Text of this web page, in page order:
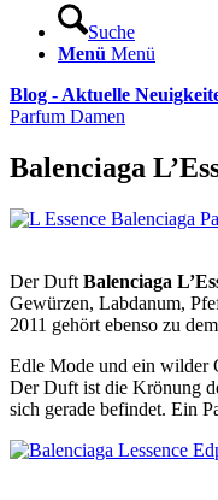
Suche
Menü Menü
Blog - Aktuelle
Parfum Damen
Balenciaga
Der Duft Balenciaga
Gewürzen, Labdanum,
2011 gehört ebenso zu
Edle Mode und ein wilder
Der Duft ist die Krönung
sich gerade befindet. Ein